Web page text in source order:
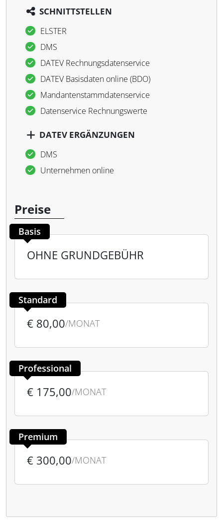
SCHNITTSTELLEN
ELSTER
DMS
DATEV Rechnungsdatenservice
DATEV Basisdaten online (BDO)
Mandantenstammdatenservice
Datenservice Rechnungswerte
DATEV ERGÄNZUNGEN
DMS
Unternehmen online
Preise
Basis
OHNE GRUNDGEBÜHR
Standard
€ 80,00/MONAT
Professional
€ 175,00/MONAT
Premium
€ 300,00/MONAT